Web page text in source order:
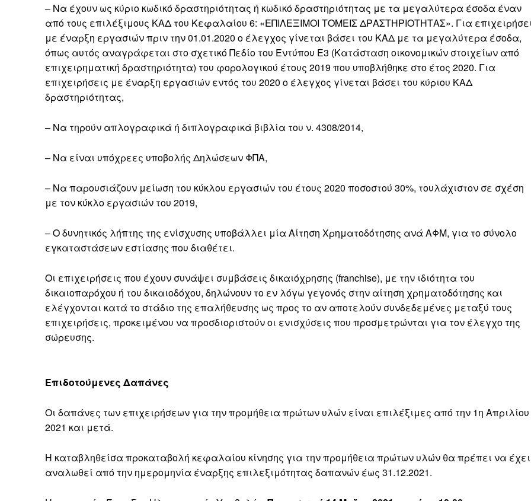
– Να έχουν ως κύριο κωδικό δραστηριότητας ή κωδικό δραστηριότητας με τα μεγαλύτερα έσοδα έναν
από τους επιλέξιμους ΚΑΔ του Κεφαλαίου 6: «ΕΠΙΛΕΞΙΜΟΙ ΤΟΜΕΙΣ ΔΡΑΣΤΗΡΙΟΤΗΤΑΣ». Για
με έναρξη εργασιών πριν την 01.01.2020 ο έλεγχος γίνεται βάσει του ΚΑΔ με τα μεγαλύτερα έσοδα,
όπως αυτός αναγράφεται στο σχετικό Πεδίο του Εντύπου Ε3 (Κατάσταση οικονομικών στοιχείων από
επιχειρηματική δραστηριότητα) του φορολογικού έτους 2019 που υποβλήθηκε στο έτος 2020. Για
επιχειρήσεις με έναρξη εργασιών εντός του 2020 ο έλεγχος γίνεται βάσει του κύριου ΚΑΔ
δραστηριότητας,
– Να τηρούν απλογραφικά ή διπλογραφικά βιβλία του ν. 4308/2014,
– Να είναι υπόχρεες υποβολής Δηλώσεων ΦΠΑ,
– Να παρουσιάζουν μείωση του κύκλου εργασιών του έτους 2020 ποσοστού 30%, τουλάχιστον σε σχέση
με τον κύκλο εργασιών του 2019,
– Ο δυνητικός λήπτης της ενίσχυσης υποβάλλει μία Αίτηση Χρηματοδότησης ανά ΑΦΜ, για το σύνολο
εγκαταστάσεων εστίασης που διαθέτει.
Οι επιχειρήσεις που έχουν συνάψει συμβάσεις δικαιόχρησης (franchise), με την ιδιότητα του
δικαιοπαρόχου ή του δικαιοδόχου, δηλώνουν το εν λόγω γεγονός στην αίτηση χρηματοδότησης και
ελέγχονται κατά το στάδιο της επαλήθευσης ως προς το αν αποτελούν συνδεδεμένες μεταξύ τους
επιχειρήσεις, προκειμένου να προσδιοριστούν οι ενισχύσεις που προσμετρώνται για τον έλεγχο της
σώρευσης.
Επιδοτούμενες Δαπάνες
Οι δαπάνες των επιχειρήσεων για την προμήθεια πρώτων υλών είναι επιλέξιμες από την 1η Απριλίου
2021 και μετά.
Η καταβληθείσα προκαταβολή κεφαλαίου κίνησης για την προμήθεια πρώτων υλών θα πρέπει να έχει
αναλωθεί από την ημερομηνία έναρξης επιλεξιμότητας δαπανών έως 31.12.2021.